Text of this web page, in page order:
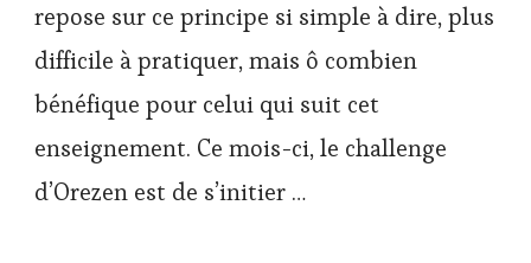
repose sur ce principe si simple à dire, plus
difficile à pratiquer, mais ô combien
bénéfique pour celui qui suit cet
enseignement. Ce mois-ci, le challenge
d’Orezen est de s’initier …